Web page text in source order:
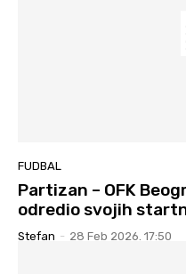
FUDBAL
Partizan – OFK
odredio svojih
Stefan - 28 Feb 2026. 17:50